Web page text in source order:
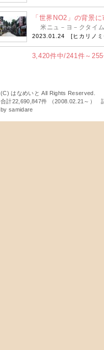
「世界NO2」の背景
米ニュ－ヨ－クタイ
2023.01.24 [ ヒカリノ
3,420件中/241件～
(C) はなめいと All Rights Reserved.
合計22,690,847件 （2008.02.21～
by samidare